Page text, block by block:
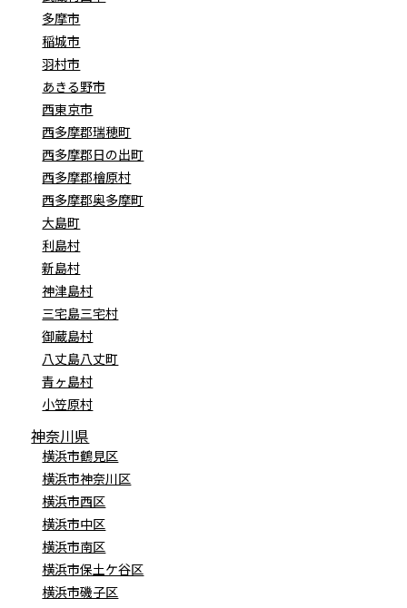
多摩市
稲城市
羽村市
あきる野市
西東京市
西多摩郡瑞穂町
西多摩郡日の出町
西多摩郡檜原村
西多摩郡奥多摩町
大島町
利島村
新島村
神津島村
三宅島三宅村
御蔵島村
八丈島八丈町
青ヶ島村
小笠原村
神奈川県
横浜市鶴見区
横浜市神奈川区
横浜市西区
横浜市中区
横浜市南区
横浜市保土ケ谷区
横浜市磯子区